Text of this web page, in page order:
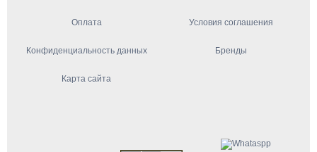
Оплата Условия соглашения
Конфиденциальность данных Бренды
Карта сайта